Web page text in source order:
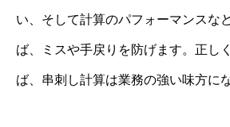
い、そして計算のパフォーマンスな
ば、ミスや手戻りを防げます。正し
ば、串刺し計算は業務の強い味方に